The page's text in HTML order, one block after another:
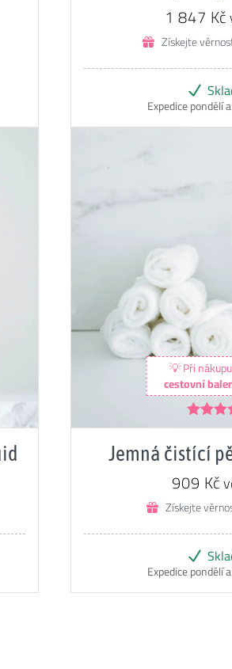
1 847 Kč
Získejte
Expedice pondělí
💡 Při nákupu
cestovní
Jemná čistící
909 Kč
Získejte
Expedice pondělí